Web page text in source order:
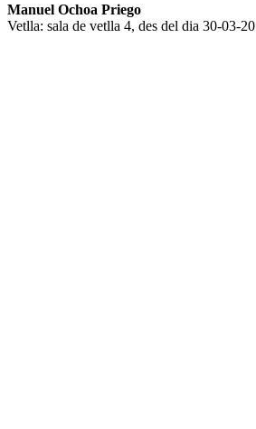
Manuel Ochoa Priego
Vetlla: sala de vetlla 4, des del dia 30-03-